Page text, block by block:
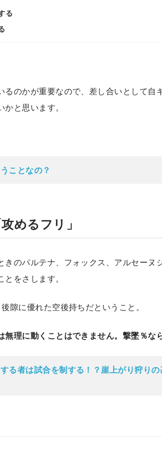
る
るのかが重要なので、差し合いとして自
と思います。
ことなの？
めるフリ」
のパルテナ、フォックス、アルセーヌ
をさします。
隙に優れた空後持ちだということ。
理に動くことはできません。撃墜％な
る者は試合を制する！？崖上がり狩り